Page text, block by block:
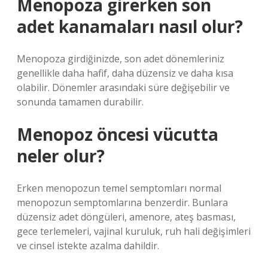
Menopoza girerken son
adet kanamaları nasıl olur?
Menopoza girdiğinizde, son adet dönemleriniz
genellikle daha hafif, daha düzensiz ve daha kısa
olabilir. Dönemler arasındaki süre değişebilir ve
sonunda tamamen durabilir.
Menopoz öncesi vücutta
neler olur?
Erken menopozun temel semptomları normal
menopozun semptomlarına benzerdir. Bunlara
düzensiz adet döngüleri, amenore, ateş basması,
gece terlemeleri, vajinal kuruluk, ruh hali değişimleri
ve cinsel istekte azalma dahildir.